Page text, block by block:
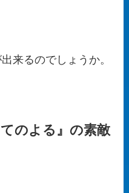
来るのでしょうか。
のよる』の素敵